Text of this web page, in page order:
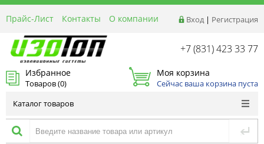
Вход | Регистрация
Прайс-Лист Контакты
О компании
Реквизиты
Доставка
Акции и Распродажи
Оптовым покупателям
+7 (831) 423 33 77
Избранное
Товаров (0)
Моя корзина
Сейчас ваша корзина пуста
Каталог товаров